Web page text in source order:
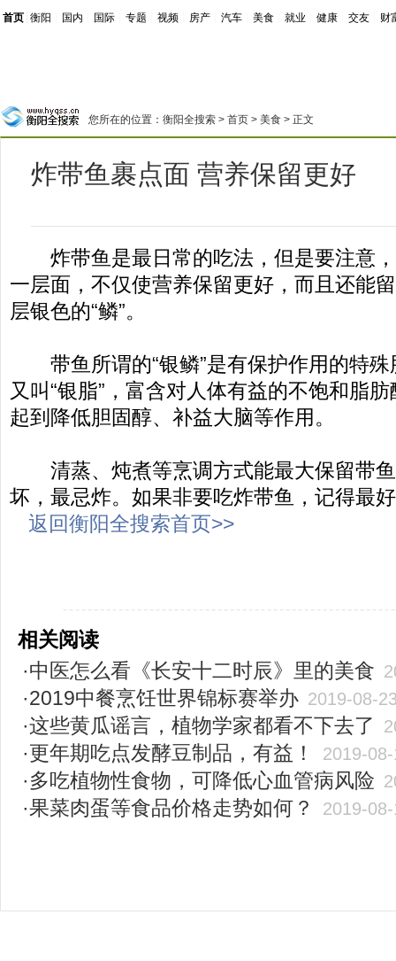
首页 衡阳 国内 国际 专题 视频 房产 汽车 美食 就业 健康 交友 财
您所在的位置： 衡阳全搜索 > 首页 > 美食 > 正文
炸带鱼裹点面 营养保留更好
炸带鱼是最日常的吃法，但是要注意，
一层面，不仅使营养保留更好，而且还能
层银色的“鳞”。
带鱼所谓的“银鳞”是有保护作用的特殊
又叫“银脂”，富含对人体有益的不饱和脂
起到降低胆固醇、补益大脑等作用。
清蒸、炖煮等烹调方式能最大保留带鱼
坏，最忌炸。如果非要吃炸带鱼，记得最
返回衡阳全搜索首页>>
相关阅读
·中医怎么看《长安十二时辰》里的美食
·2019中餐烹饪世界锦标赛举办 2019-08-
·这些黄瓜谣言，植物学家都看不下去了
·更年期吃点发酵豆制品，有益！ 2019-
·多吃植物性食物，可降低心血管病风险
·果菜肉蛋等食品价格走势如何？ 2019-